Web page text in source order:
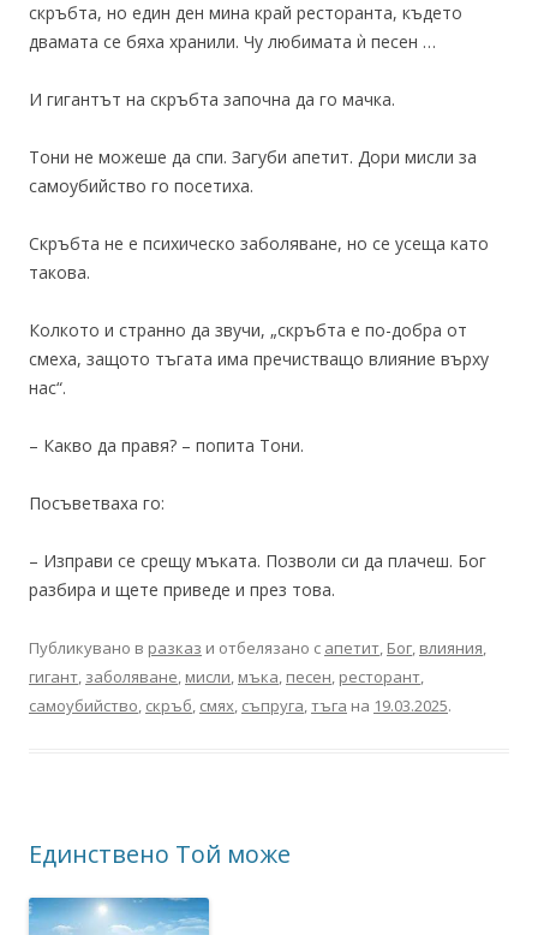
скръбта, но един ден мина край ресторанта, където
двамата се бяха хранили. Чу любимата ѝ песен …
И гигантът на скръбта започна да го мачка.
Тони не можеше да спи. Загуби апетит. Дори мисли за
самоубийство го посетиха.
Скръбта не е психическо заболяване, но се усеща като
такова.
Колкото и странно да звучи, „скръбта е по-добра от
смеха, защото тъгата има пречистващо влияние върху
нас“.
– Какво да правя? – попита Тони.
Посъветваха го:
– Изправи се срещу мъката. Позволи си да плачеш. Бог
разбира и щете приведе и през това.
Публикувано в разказ и отбелязано с апетит, Бог, влияния,
гигант, заболяване, мисли, мъка, песен, ресторант,
самоубийство, скръб, смях, съпруга,тъга на 19.03.2025.
Единствено Той може